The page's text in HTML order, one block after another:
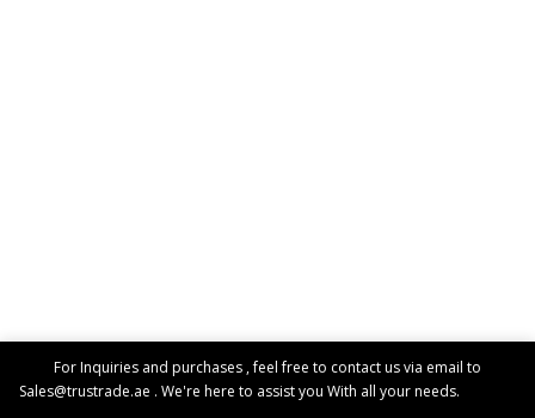
For Inquiries and purchases , feel free to contact us via email to
Sales@trustrade.ae . We're here to assist you With all your needs.